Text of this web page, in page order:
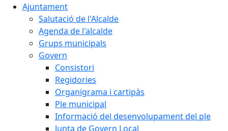
Ajuntament
Salutació de l'Alcalde
Agenda de l'alcalde
Grups municipals
Govern
Consistori
Regidories
Organigrama i cartipàs
Ple municipal
Informació del desenvolupament del ple
Junta de Govern Local